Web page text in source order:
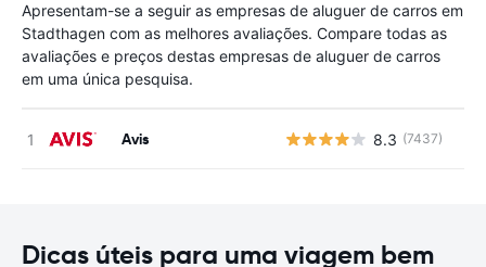
Apresentam-se a seguir as empresas de aluguer de carros em
Stadthagen com as melhores avaliações. Compare todas as
avaliações e preços destas empresas de aluguer de carros
em uma única pesquisa.
Avis 8.3 (7437)
Dicas úteis para uma viagem bem